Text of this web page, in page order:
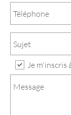
Je m'inscris